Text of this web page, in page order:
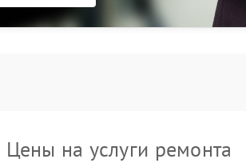
Цены на услуги ремонта